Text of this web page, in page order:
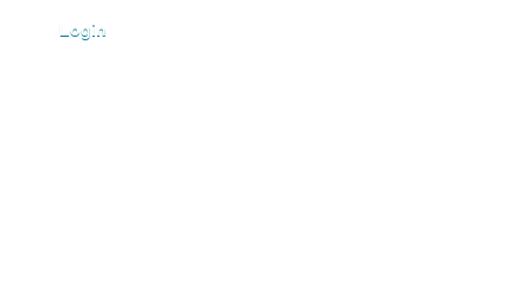
Login